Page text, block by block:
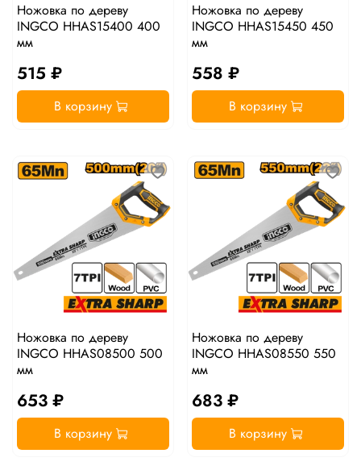
Ножовка по дереву
INGCO HHAS15400 400
мм
515 ₽
В корзину
Ножовка по дереву
INGCO HHAS15450 450
мм
558 ₽
В корзину
Ножовка по дереву
INGCO HHAS08500 500
мм
653 ₽
В корзину
Ножовка по дереву
INGCO HHAS08550 550
мм
683 ₽
В корзину